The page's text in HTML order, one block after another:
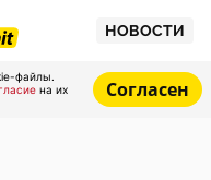
НОВОСТИ
файлы.
на их
Согласен